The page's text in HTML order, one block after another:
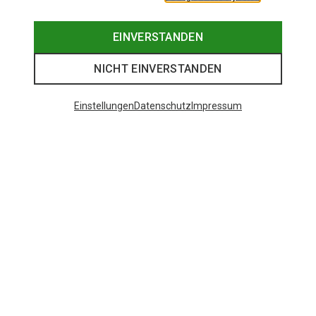
EINVERSTANDEN
NICHT EINVERSTANDEN
EinstellungenDatenschutz Impressum